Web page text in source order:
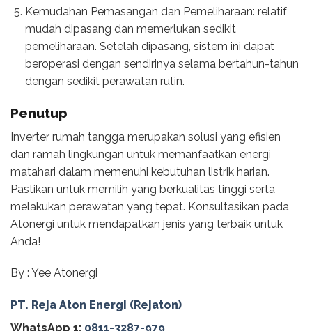
Kemudahan Pemasangan dan Pemeliharaan: relatif
mudah dipasang dan memerlukan sedikit
pemeliharaan. Setelah dipasang, sistem ini dapat
beroperasi dengan sendirinya selama bertahun-tahun
dengan sedikit perawatan rutin.
Penutup
Inverter rumah tangga merupakan solusi yang efisien
dan ramah lingkungan untuk memanfaatkan energi
matahari dalam memenuhi kebutuhan listrik harian.
Pastikan untuk memilih yang berkualitas tinggi serta
melakukan perawatan yang tepat. Konsultasikan pada
Atonergi untuk mendapatkan jenis yang terbaik untuk
Anda!
By : Yee Atonergi
PT. Reja Aton Energi (Rejaton)
WhatsApp 1: 0811-3287-979